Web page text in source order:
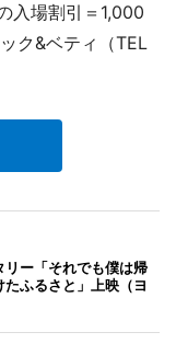
入場割引＝1,000
ク&ベティ（TEL
ー「それでも僕は帰
ふるさと」上映（ヨ